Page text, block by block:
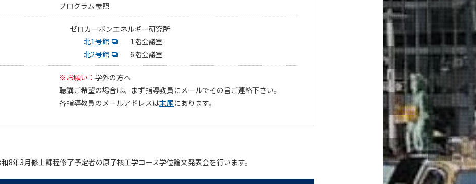
プログラム参照
ゼロカーボンエネルギー研究所
北1号館
1階会議室
北2号館
6階会議室
※お願い： 学外の方へ
聴講ご希望の場合は、まず指導教員にメールでその旨ご連絡下さい。
各指導教員のメールアドレスは末尾にあります。
8年3月修士課程修了予定者の原子核工学コース学位論文発表会を行います。